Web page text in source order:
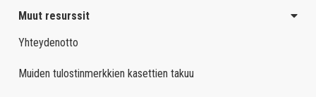
Muut resurssit
Yhteydenotto
Muiden tulostinmerkkien kasettien takuu